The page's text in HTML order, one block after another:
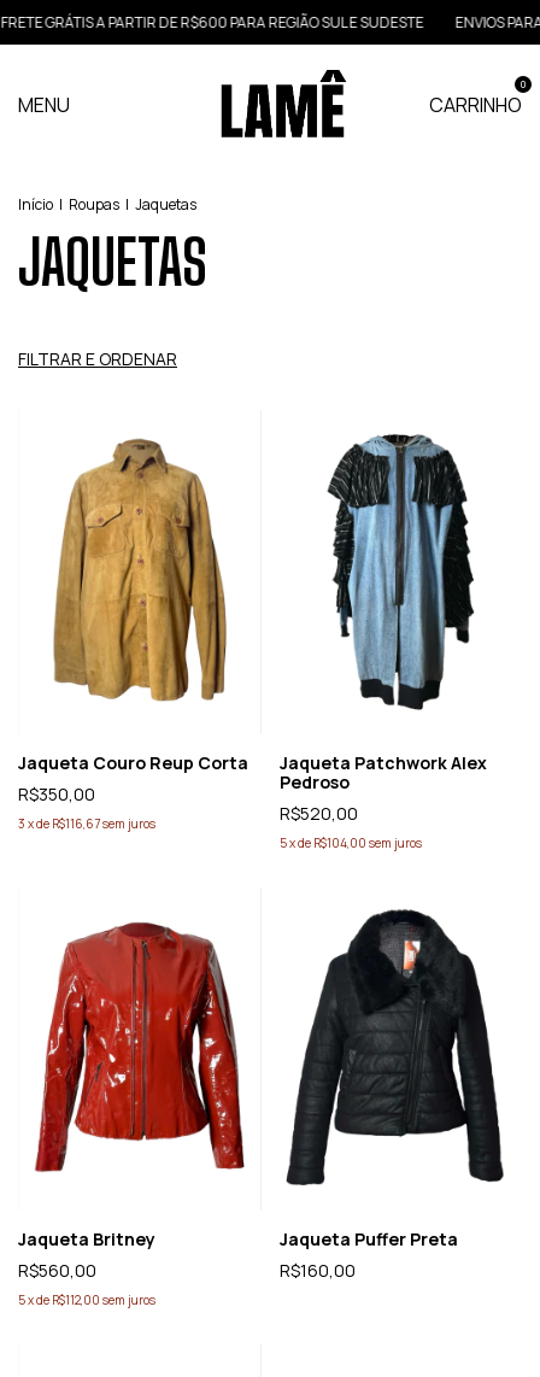
GRÁTIS A PARTIR DE R$600 PARA REGIÃO SUL E SUDESTE ENVIOS PARA
MENU CARRINHO
0
Início | Roupas | Jaquetas
JAQUETAS
FILTRAR E ORDENAR
Jaqueta Couro Reup Corta
R$350,00
3 xde R$116,67sem juros
Jaqueta Patchwork Alex
Pedroso
R$520,00
5xde R$104,00 sem juros
Jaqueta Britney
R$560,00
5xde R$112,00 sem juros
Jaqueta Puffer Preta
R$160,00